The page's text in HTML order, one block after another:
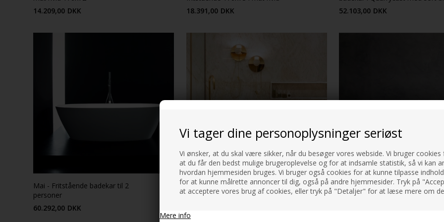
Vi tager dine personoplysninger seriøst
Vi ønsker, at du skal være sikker, når du besøger vores webside. Vi bruger cookies
at du får den bedst mulige brugeroplevelse og for at indsamle statistik, så vi kan
hvordan hjemmesiden bruges. Vi bruger også cookies for at kunne tilpasse
for at kunne målrette annoncer til dig, også på andre hjemmesider. Tryk på
at acceptere vores brug af cookies, eller tryk på "Detaljer" for at læse mere om
Mere info
14.209,00 DKK
18.391,00 DKK
yderside
52.103,00 DKK
Mai - Fritstående badekar til 2
personer
60.292,00 DKK
Mozzano - Lille badekar 165cm. i
fritstående design
Napoli - Fritstående badekar i
QUARRYCAST 25 ÅRS GARANTI